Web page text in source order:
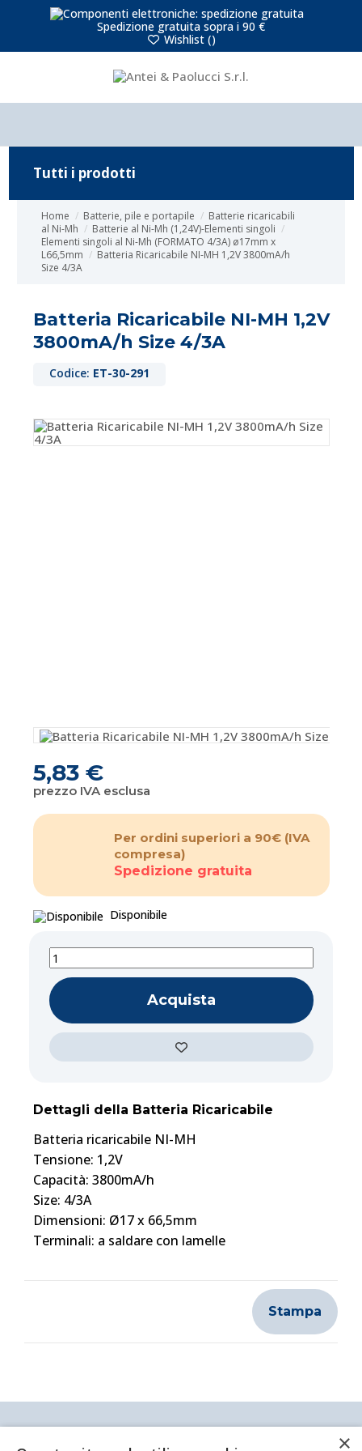
Spedizione gratuita sopra i 90 €
Wishlist ()
Home Batterie, pile e portapile
Batterie ricaricabili
al Ni-Mh
Batterie al Ni-Mh (1,24V)-Elementi singoli
Elementi singoli al Ni-Mh (FORMATO 4/3A) ø17mm x
L66,5mm
Batteria Ricaricabile NI-MH 1,2V 3800mA/h
Size 4/3A
Batteria Ricaricabile NI-MH 1,2V
3800mA/h Size 4/3A
Codice: ET-30-291
5,83 €
prezzo IVA esclusa
Per ordini superiori a 90€ (IVA
compresa)
Spedizione gratuita
Disponibile
Acquista
Dettagli della Batteria Ricaricabile
Batteria ricaricabile NI-MH
Tensione: 1,2V
Capacità: 3800mA/h
Size: 4/3A
Dimensioni: Ø17 x 66,5mm
Terminali: a saldare con lamelle
Stampa
Tutti i prodotti
Antei & Paolucci S.r.l. Via Bologna, 70 A-B-C-D La
Spezia
×